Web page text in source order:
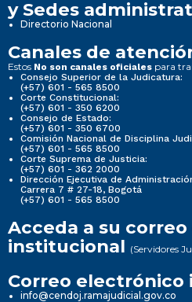
y Sedes
Directorio Nacional
Canales de
Estos No son canales oficiales para
Consejo Superior de la Judicatura:
(+57) 601 - 565 8500
Corte Constitucional:
(+57) 601 - 350 6200
Consejo de Estado:
(+57) 601 - 350 6700
Comisión Nacional de Disciplina
(+57) 601 - 565 8500
Corte Suprema de Justicia:
(+57) 601 - 362 2000
Dirección Ejecutiva de
Carrera 7 # 27-18, Bogotá
(+57) 601 - 565 8500
Acceda a su
institucional (Servidores
Correo
info@cendoj.ramajudicial.gov.co